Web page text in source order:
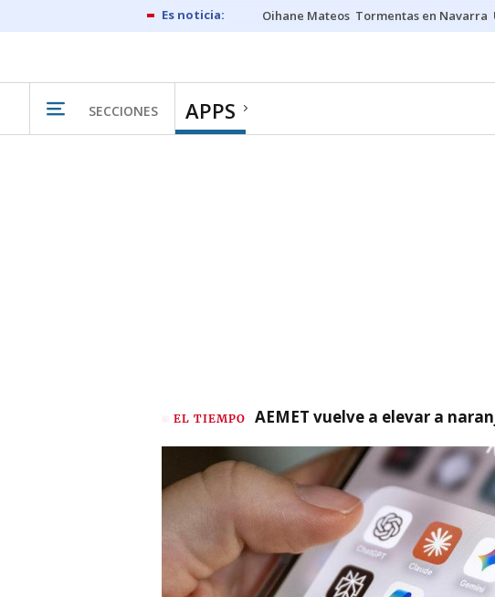
Oihane Mateos Tormentas en Navarra
SECCIONES APPS
EL TIEMPO AEMET vuelve a elevar a